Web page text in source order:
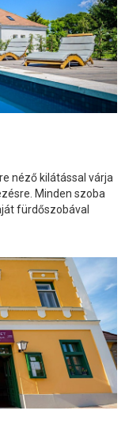
néző kilátással várja
Minden szoba
fürdőszobával